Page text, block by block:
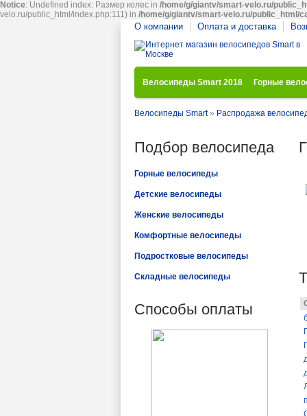
Notice: Undefined index: Размер колес in /home/g/giantv/smart-velo.ru/
velo.ru/public_html/index.php:111) in /home/g/giantv/smart-velo.ru/public_html/
О компании Оплата и доставка
Велосипеды Smart 2018 Горные
Велосипеды Smart» Распродажа
Подбор велосипеда
Горные велосипеды
Детские велосипеды
Женские велосипеды
Комфортные велосипеды
Подростковые велосипеды
Складные велосипеды
Способы оплаты